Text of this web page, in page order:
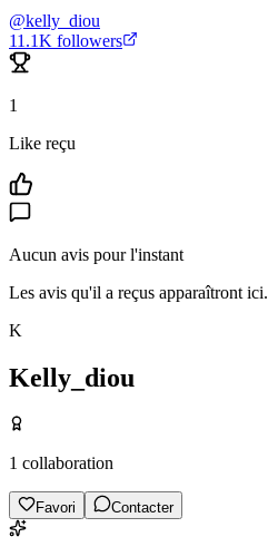
@kelly_diou
11.1K followers
1
Like reçu
Aucun avis pour l'instant
Les avis qu'il a reçus apparaîtront ici.
K
Kelly_diou
1 collaboration
Favori Contacter